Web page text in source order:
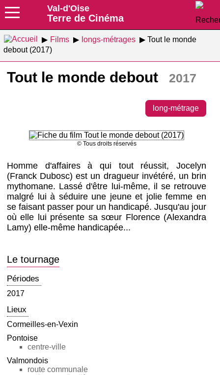
Val-d'Oise
Terre de Cinéma
Films longs-métrages
Tout le monde
debout (2017)
Tout le monde debout 2017
long-métrage
© Tous droits réservés
Homme d'affaires à qui tout réussit, Jocelyn
(Franck Dubosc) est un dragueur invétéré, un brin
mythomane. Lassé d'être lui-même, il se retrouve
malgré lui à séduire une jeune et jolie femme en
se faisant passer pour un handicapé. Jusqu'au jour
où elle lui présente sa sœur Florence (Alexandra
Lamy) elle-même handicapée...
Le tournage
Périodes
2017
Lieux
Cormeilles-en-Vexin
Pontoise
centre-ville
Valmondois
route communale